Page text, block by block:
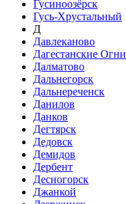
Гусиноозёрск
Гусь-Хрустальный
Д
Давлеканово
Дагестанские Огни
Далматово
Дальнегорск
Дальнереченск
Данилов
Данков
Дегтярск
Дедовск
Демидов
Дербент
Десногорск
Джанкой